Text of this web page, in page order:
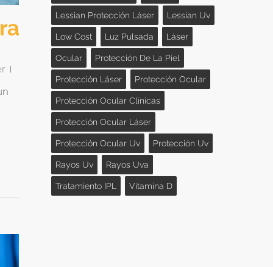
Lessian Protección Láser Lessian Uv
Low Cost Luz Pulsada Láser
Ocular Protección De La Piel
Protección Láser Protección Ocular
Protección Ocular Clínicas
Protección Ocular Láser
Protección Ocular Uv Protección Uv
Rayos Uv Rayos Uva
Tratamiento IPL Vitamina D